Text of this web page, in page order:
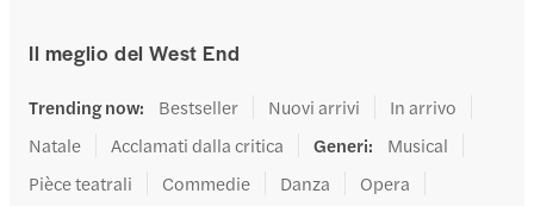
Il meglio del West End
Trending now: Bestseller Nuovi arrivi
In arrivo
Natale
Acclamati dalla critica Generi:
Musical
Pièce teatrali
Commedie Danza
Opera